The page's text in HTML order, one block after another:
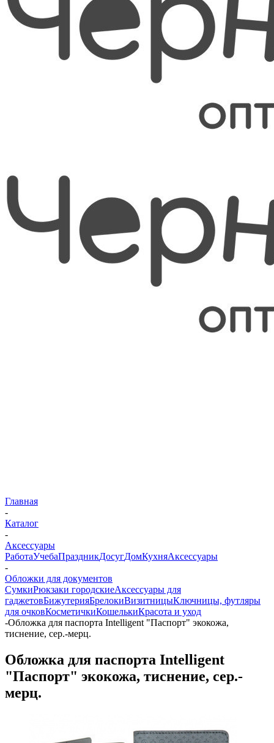
Главная
-
Каталог
-
Аксессуары
РаботаУчебаПраздникДосугДомКухняАксессуары
-
Обложки для документов
СумкиРюкзаки городскиеАксессуары для
гаджетовБижутерияБрелокиВизитницыКлючницы, футляры
для очковКосметичкиКошелькиКрасота и уход
-Обложка для паспорта Intelligent "Паспорт" экокожа,
тиснение, сер.-мерц.
Обложка для паспорта Intelligent
"Паспорт" экокожа, тиснение, сер.-
мерц.